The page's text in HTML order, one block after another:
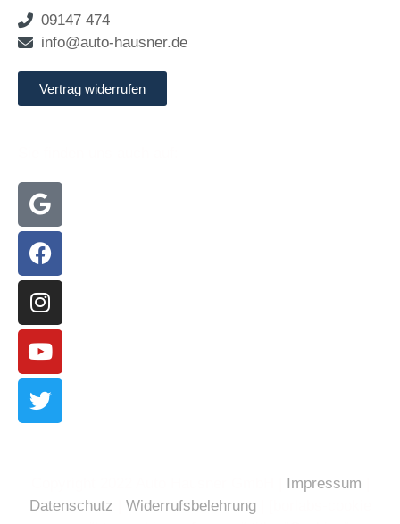
09147 474
info@auto-hausner.de
Vertrag widerrufen
Impressum
Datenschutz
Widerrufsbelehrung| [borlabs-cookie